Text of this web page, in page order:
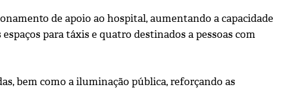
de apoio ao hospital, aumentando a capacidade
para táxis e quatro destinados a pessoas com
bem como a iluminação pública, reforçando as